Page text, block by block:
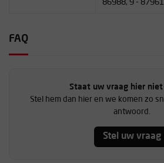
86988, 9 - 87961
FAQ
Staat uw vraag hier niet
Stel hem dan hier en we komen zo
antwoord.
Stel uw vraag